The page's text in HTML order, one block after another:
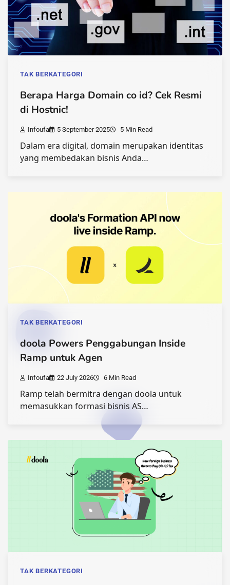
TAK BERKATEGORI
Berapa Harga Domain co id? Cek Resmi
di Hostnic!
Infoufa 5 September 2025 5 Min Read
Dalam era digital, domain merupakan identitas
yang membedakan bisnis Anda…
TAK BERKATEGORI
doola Powers Penggabungan Inside
Ramp untuk Agen
Infoufa 22 July 2026 6 Min Read
Ramp telah bermitra dengan doola untuk
memasukkan formasi bisnis AS…
TAK BERKATEGORI